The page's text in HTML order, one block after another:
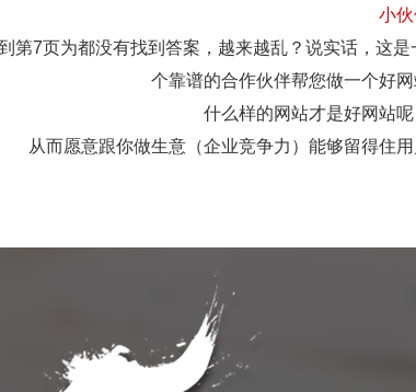
小
第7页为都没有找到答案，越来越乱？说实话，这
个靠谱的合作伙伴帮您做一个好
什么样的网站才是好网站
从而愿意跟你做生意（企业竞争力）能够留得住